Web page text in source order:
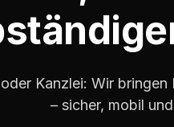
Kanzlei: Wir
– sicher, mobil